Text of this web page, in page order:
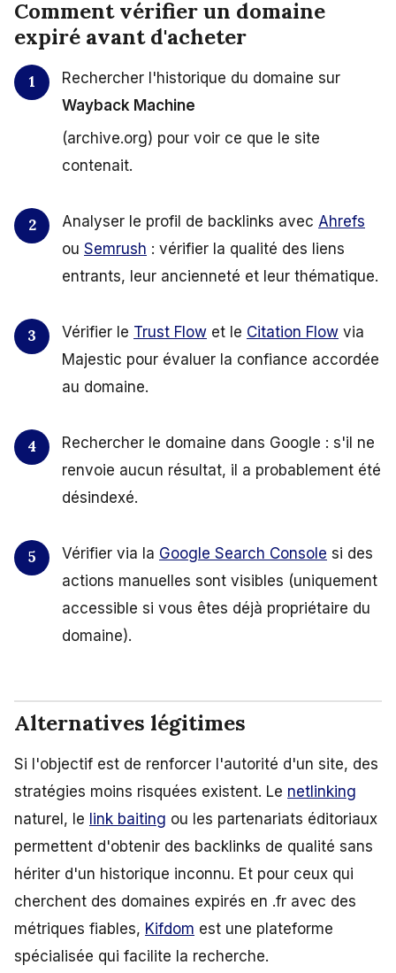
Comment vérifier un domaine
expiré avant d'acheter
Rechercher l'historique du domaine sur
Wayback Machine
(archive.org) pour voir ce que le site
contenait.
Analyser le profil de backlinks avec Ahrefs
ou Semrush : vérifier la qualité des liens
entrants, leur ancienneté et leur thématique.
Vérifier le Trust Flow et le Citation Flow via
Majestic pour évaluer la confiance accordée
au domaine.
Rechercher le domaine dans Google : s'il ne
renvoie aucun résultat, il a probablement été
désindexé.
Vérifier via la Google Search Console si des
actions manuelles sont visibles (uniquement
accessible si vous êtes déjà propriétaire du
domaine).
Alternatives légitimes
Si l'objectif est de renforcer l'autorité d'un site, des
stratégies moins risquées existent. Le netlinking
naturel, le link baiting ou les partenariats éditoriaux
permettent d'obtenir des backlinks de qualité sans
hériter d'un historique inconnu. Et pour ceux qui
cherchent des domaines expirés en .fr avec des
métriques fiables, Kifdom est une plateforme
spécialisée qui facilite la recherche.